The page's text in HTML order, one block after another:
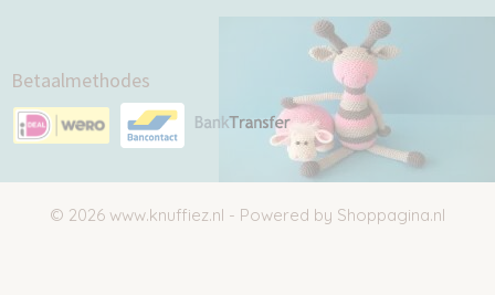
Betaalmethodes
© 2026 www.knuffiez.nl - Powered by Shoppagina.nl